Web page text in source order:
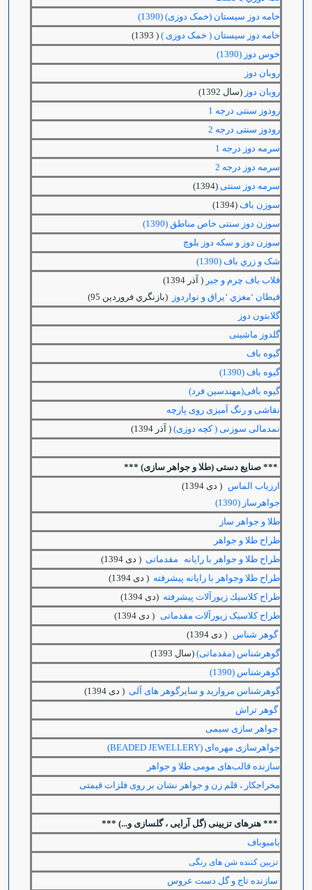
خامه دوز سیستان (خمک دوزی) (1390)
خامه دوز سیستان ( خمک دوزی ) ( 1393)
خوس دوز (1390)
روبان دوز
روبان دوز (سال 1392)
رودوز سنتی درجه 1
رودوز سنتی درجه 2
سرمه دوز درجه 1
سرمه دوز درجه 2
سرمه دوز سنتی (1394)
سوزن باف (1394)
سوزن دوز سنتی خاص مناطق (1390)
سوزن دوز و سکه دوز بلوچ
شک و زري باف (1390)
قلاب باف چرم و جیر ( آذر 1394)
قيطان ‘مغزي ‘يراق و نواردوز (بازنگري فروردين 95)
گلابتون دوز
گلدوز ماشینی
گیوه باف
گيوه باف (1390)
گیوه بافی(مهندسین فرد)
نقاشی و رنگ آمیزی روی پارچه
نمدمالی سوزنی ( کچه دوزی) ( آذر 1394)
*** صنایع دستی (طلا و جواهر سازی) ***
ارزياب الماس ( دی 1394)
جواهرساز (1390)
طلا و جواهر ساز
طراح طلا و جواهر
طراح طلا و جواهر با رایانه
مقدماتی ( دی 1394)
طراح طلا وجواهر با رایانه پیشرفته ( دی 1394)
طراح كلاسيك زيورآلات پيشرفته (دی 1394)
طراح کلاسیک زیورآلات مقدماتی ( دی 1394)
گوهر شناس ( دی 1394)
گوهرشناس (مقدماتی) (سال 1393)
گوهرشناس (1390)
گوهرشناس مروارید و سایرگوهر های آلی ( دی 1394)
گوهر تراش
جواهر سازی سیمی
جواهرسازی مهره‌ای (BEADED JEWELLERY)
سازنده قالب‌های مومی طلا و جواهر
مخراجکار ، قلم زن و جواهر نشان بر روی فلزات قیمتی
*** هنرهای تزیینی (گل آرایی ، گلسازی و...) ***
بامبوباف
تزیین کننده شن های رنگی
سازنده تاج و گل دست عروس